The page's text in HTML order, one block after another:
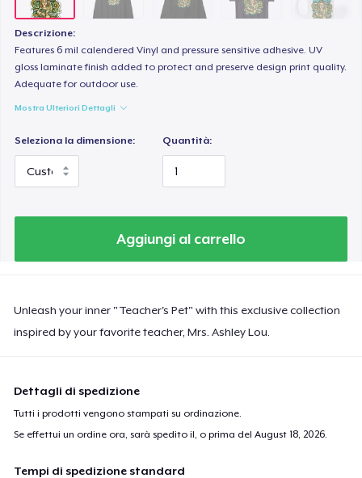
Descrizione:
Features 6 mil calendered Vinyl and pressure sensitive adhesive. UV
gloss laminate finish added to protect and preserve design print quality.
Adequate for outdoor use.
Mostra Ulteriori Dettagli
Seleziona la dimensione: Quantità:
Aggiungi al carrello
Unleash your inner "Teacher's Pet" with this exclusive collection
inspired by your favorite teacher, Mrs. Ashley Lou.
Dettagli di spedizione
Tutti i prodotti vengono stampati su ordinazione.
Se effettui un ordine ora, sarà spedito il, o prima delAugust 18, 2026.
Tempi di spedizione standard
Women's Comfort Tee